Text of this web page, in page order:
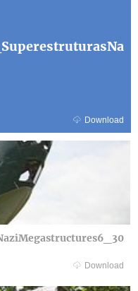
Download
Download